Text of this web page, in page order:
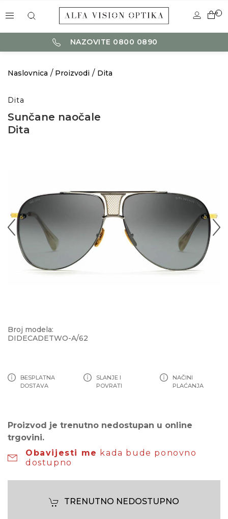
0
NAZOVITE 0800 0890
Naslovnica Proizvodi Dita
Dita
Sunčane naočale
Dita
Broj modela:
DIDECADETWO-A/62
BESPLATNA
DOSTAVA
SLANJE I
POVRATI
NAČINI
PLAĆANJA
Proizvod je trenutno nedostupan u online
trgovini.
Obavijesti me kada bude ponovno
dostupno
TRENUTNO NEDOSTUPNO